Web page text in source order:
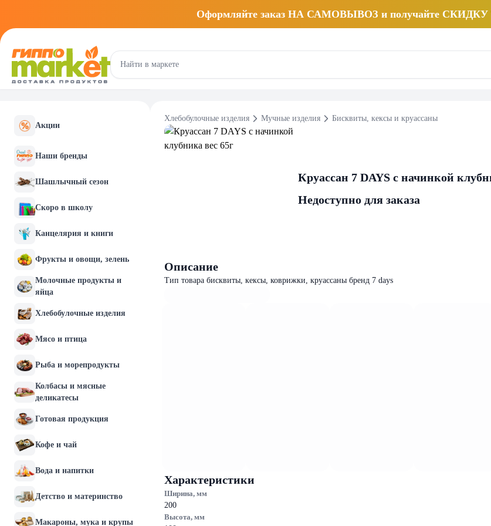
Оформляйте заказ НА САМОВЫВОЗ и получайте СКИДКУ
Акции
Наши бренды
Шашлычный сезон
Скоро в школу
Канцелярия и книги
Фрукты и овощи, зелень
Молочные продукты и
яйца
Хлебобулочные изделия
Мясо и птица
Рыба и морепродукты
Колбасы и мясные
деликатесы
Готовая продукция
Кофе и чай
Вода и напитки
Детство и материнство
Макароны, мука и крупы
Хлебобулочные изделия Мучные изделия Бисквиты, кексы и круассаны
Круассан 7 DAYS с начинкой
Недоступно для заказа
Описание
Тип товара бисквиты, кексы, коврижки, круассаны бренд 7 days
Характеристики
Ширина, мм
200
Высота, мм